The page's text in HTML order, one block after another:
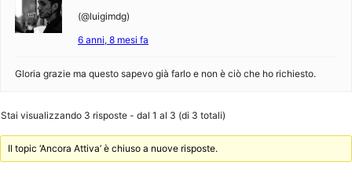
(@luigimdg)
6 anni, 8 mesi fa
Gloria grazie ma questo sapevo già farlo e non è ciò che ho richiesto.
Stai visualizzando 3 risposte - dal 1 al 3 (di 3 totali)
Il topic ‘Ancora Attiva’ è chiuso a nuove risposte.